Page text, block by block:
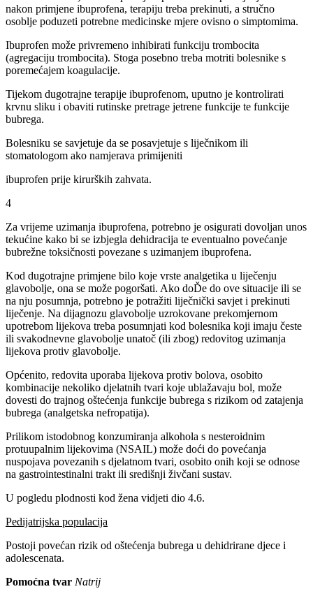
nakon primjene ibuprofena, terapiju treba prekinuti, a stručno
osoblje poduzeti potrebne medicinske mjere ovisno o simptomima.
Ibuprofen može privremeno inhibirati funkciju trombocita
(agregaciju trombocita). Stoga posebno treba motriti bolesnike s
poremećajem koagulacije.
Tijekom dugotrajne terapije ibuprofenom, uputno je kontrolirati
krvnu sliku i obaviti rutinske pretrage jetrene funkcije te funkcije
bubrega.
Bolesniku se savjetuje da se posavjetuje s liječnikom ili
stomatologom ako namjerava primijeniti
ibuprofen prije kirurških zahvata.
4
Za vrijeme uzimanja ibuprofena, potrebno je osigurati dovoljan unos
tekućine kako bi se izbjegla dehidracija te eventualno povećanje
bubrežne toksičnosti povezane s uzimanjem ibuprofena.
Kod dugotrajne primjene bilo koje vrste analgetika u liječenju
glavobolje, ona se može pogoršati. Ako doĎe do ove situacije ili se
na nju posumnja, potrebno je potražiti liječnički savjet i prekinuti
liječenje. Na dijagnozu glavobolje uzrokovane prekomjernom
upotrebom lijekova treba posumnjati kod bolesnika koji imaju česte
ili svakodnevne glavobolje unatoč (ili zbog) redovitog uzimanja
lijekova protiv glavobolje.
Općenito, redovita uporaba lijekova protiv bolova, osobito
kombinacije nekoliko djelatnih tvari koje ublažavaju bol, može
dovesti do trajnog oštećenja funkcije bubrega s rizikom od zatajenja
bubrega (analgetska nefropatija).
Prilikom istodobnog konzumiranja alkohola s nesteroidnim
protuupalnim lijekovima (NSAIL) može doći do povećanja
nuspojava povezanih s djelatnom tvari, osobito onih koji se odnose
na gastrointestinalni trakt ili središnji živčani sustav.
U pogledu plodnosti kod žena vidjeti dio 4.6.
Pedijatrijska populacija
Postoji povećan rizik od oštećenja bubrega u dehidrirane djece i
adolescenata.
Pomoćna tvar Natrij